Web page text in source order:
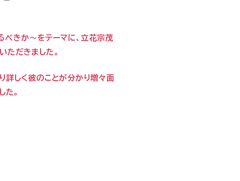
べきか～をテーマに、立花宗茂
ただきました。
詳しく彼のことが分かり増々面
た。